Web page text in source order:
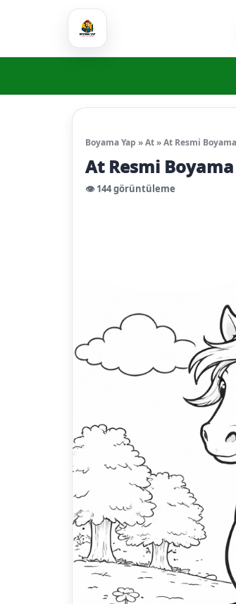
Boyama Yap »At»At Resmi
At Resmi Boyama
👁️ 144 görüntüleme